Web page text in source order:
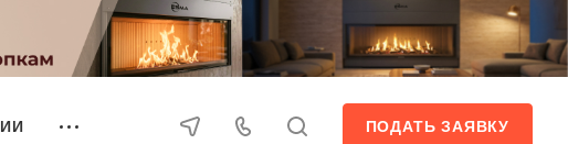
ПОДАТЬ ЗАЯВКУ